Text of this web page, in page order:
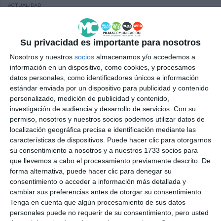
Su privacidad es importante para nosotros
Nosotros y nuestros socios almacenamos y/o accedemos a
información en un dispositivo, como cookies, y procesamos
datos personales, como identificadores únicos e información
estándar enviada por un dispositivo para publicidad y contenido
personalizado, medición de publicidad y contenido,
investigación de audiencia y desarrollo de servicios. Con su
permiso, nosotros y nuestros socios podemos utilizar datos de
localización geográfica precisa e identificación mediante las
características de dispositivos. Puede hacer clic para otorgarnos
su consentimiento a nosotros y a nuestros 1733 socios para
que llevemos a cabo el procesamiento previamente descrito. De
forma alternativa, puede hacer clic para denegar su
consentimiento o acceder a información más detallada y
cambiar sus preferencias antes de otorgar su consentimiento.
Tenga en cuenta que algún procesamiento de sus datos
personales puede no requerir de su consentimiento, pero usted
ACTUALIDAD
Un vendedor ambulante ilegal, detenido en
La Cala por resistencia y agresión a un policía
ACTUALIDAD
La Policía Local decomisa 870 kilos de fresas
por venta ambulante ilegal
ACTUALIDAD
Mijas contará por primera vez
con una Ordenanza Reguladora
de la Venta Ambulante de
Artículos Usados
ACTUALIDAD
El mercadillo de Riviera